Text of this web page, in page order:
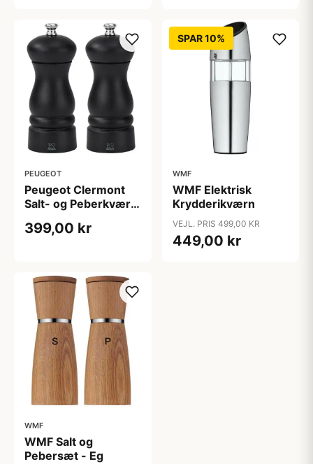
PEUGEOT
Peugeot Clermont
Salt- og Peberkværn
399,00 kr
SPAR 10%
WMF
WMF Elektrisk
Krydderikværn
VEJL. PRIS 499,00 KR
449,00 kr
WMF
WMF Salt og
Pebersæt - Eg